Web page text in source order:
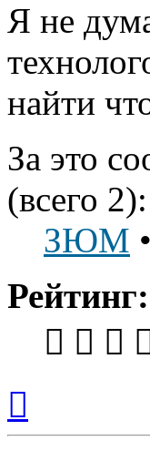
Я не
найти
За это
(всего 2):
ЗЮМ •
Рейтинг:
началу